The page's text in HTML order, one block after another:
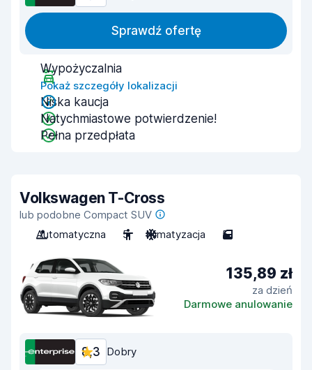
Sprawdź ofertę
Wypożyczalnia
Pokaż szczegóły lokalizacji
Niska kaucja
Natychmiastowe potwierdzenie!
Pełna przedpłata
Volkswagen T-Cross
lub podobne Compact SUV
Automatyczna
5 Klimatyzacja 5
135,89 zł
za dzień
Darmowe anulowanie
8,3 Dobry